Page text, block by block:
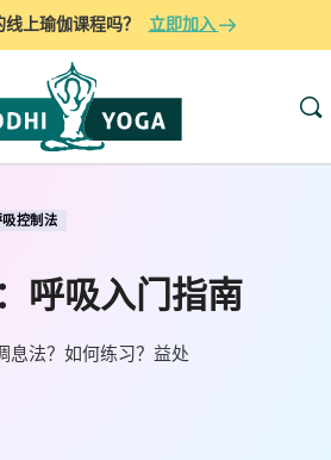
上瑜伽课程吗？ 立即加入
吸控制法
呼吸入门指南
息法？如何练习？益处